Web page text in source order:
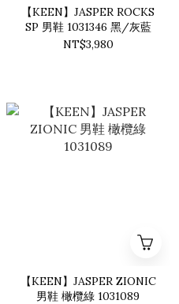
【KEEN】JASPER ROCKS
SP 男鞋 1031346 黑/灰藍
NT$3,980
【KEEN】JASPER ZIONIC
男鞋 橄欖綠 1031089